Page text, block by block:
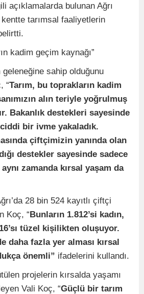
açıklamalarda bulunan Ağrı
tarımsal faaliyetlerin
kadim geçim kaynağı”
geleneğine sahip olduğunu
“Tarım, bu toprakların kadim
alın teriyle yoğrulmuş
Bakanlık destekleri sayesinde
bir ivme yakaladık.
çiftçimizin yanında olan
destekler sayesinde sadece
zamanda kırsal yaşam da
28 bin 524 kayıtlı çiftçi
Koç, “Bunların 1.812’si kadın,
tüzel kişilikten oluşuyor.
daha fazla yer alması kırsal
önemli” ifadelerini kullandı.
projelerin kırsalda yaşamı
Vali Koç, “Güçlü bir tarım